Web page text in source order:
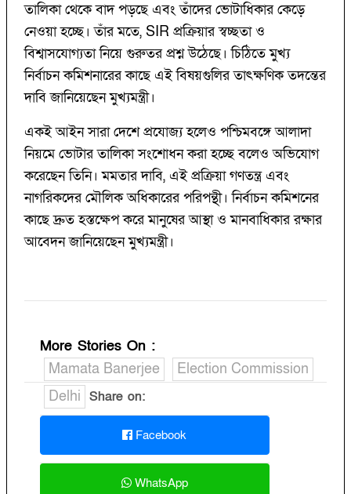
তালিকা থেকে বাদ পড়ছে এবং তাঁদের ভোটাধিকার কেড়ে
নেওয়া হচ্ছে। তাঁর মতে, SIR প্রক্রিয়ার স্বচ্ছতা ও
বিশ্বাসযোগ্যতা নিয়ে গুরুতর প্রশ্ন উঠেছে। চিঠিতে মুখ্য
নির্বাচন কমিশনারের কাছে এই বিষয়গুলির তাৎক্ষণিক তদন্তের
দাবি জানিয়েছেন মুখ্যমন্ত্রী।
একই আইন সারা দেশে প্রযোজ্য হলেও পশ্চিমবঙ্গে আলাদা
নিয়মে ভোটার তালিকা সংশোধন করা হচ্ছে বলেও অভিযোগ
করেছেন তিনি। মমতার দাবি, এই প্রক্রিয়া গণতন্ত্র এবং
নাগরিকদের মৌলিক অধিকারের পরিপন্থী। নির্বাচন কমিশনের
কাছে দ্রুত হস্তক্ষেপ করে মানুষের আস্থা ও মানবাধিকার রক্ষার
আবেদন জানিয়েছেন মুখ্যমন্ত্রী।
More Stories On :
Mamata Banerjee
Election Commission
Delhi Share on:
Facebook
WhatsApp